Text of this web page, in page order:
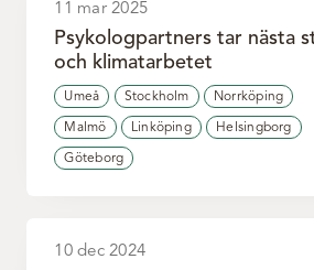
11 mar 2025
Psykologpartners tar nästa
och klimatarbetet
Umeå Stockholm Norrköping
Malmö Linköping Helsingborg
Göteborg
10 dec 2024